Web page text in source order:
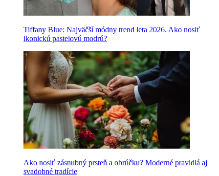
Tiffany Blue: Najväčší módny trend leta 2026. Ako nosiť
ikonickú pastelovú modrú?
Ako nosiť zásnubný prsteň a obrúčku? Moderné pravidlá aj
svadobné tradície